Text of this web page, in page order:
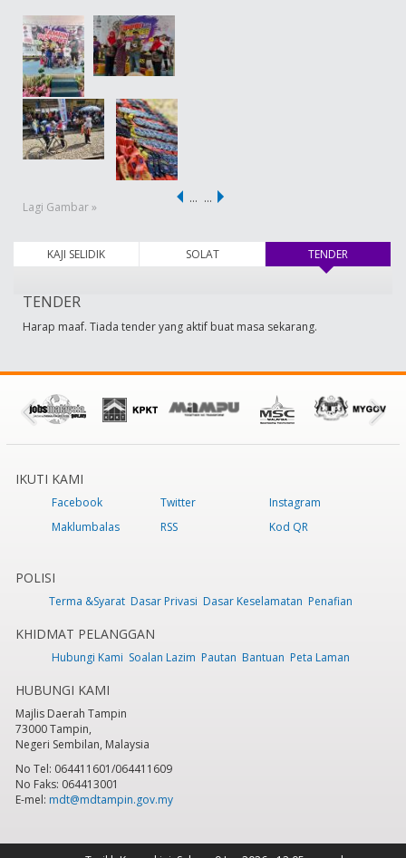
Lagi Gambar »
… …
KAJI SELIDIK SOLAT TENDER
TENDER
Harap maaf. Tiada tender yang aktif buat masa sekarang.
IKUTI KAMI
Facebook Twitter
Instagram
Maklumbalas
RSS Kod QR
POLISI
Terma &Syarat Dasar Privasi Dasar Keselamatan Penafian
KHIDMAT PELANGGAN
Hubungi Kami Soalan Lazim Pautan Bantuan Peta Laman
HUBUNGI KAMI
Majlis Daerah Tampin
73000 Tampin,
Negeri Sembilan, Malaysia
No Tel: 064411601/064411609
No Faks: 064413001
E-mel: mdt@mdtampin.gov.my